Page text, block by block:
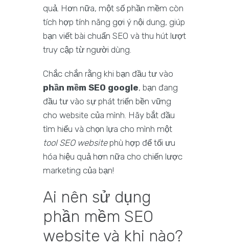
quả. Hơn nữa, một số phần mềm còn
tích hợp tính năng gợi ý nội dung, giúp
bạn viết bài chuẩn SEO và thu hút lượt
truy cập từ người dùng.
Chắc chắn rằng khi bạn đầu tư vào
phần mềm SEO google, bạn đang
đầu tư vào sự phát triển bền vững
cho website của mình. Hãy bắt đầu
tìm hiểu và chọn lựa cho mình một
tool SEO websitephù hợp để tối ưu
hóa hiệu quả hơn nữa cho chiến lược
marketing của bạn!
Ai nên sử dụng
phần mềm SEO
website và khi nào?